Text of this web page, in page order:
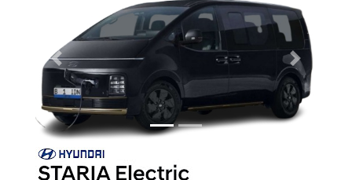
Previous Next